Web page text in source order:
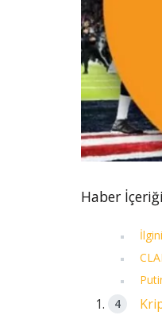
Haber İçeriği